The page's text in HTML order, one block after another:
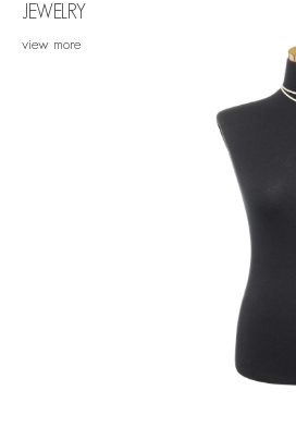
JEWELRY
view more